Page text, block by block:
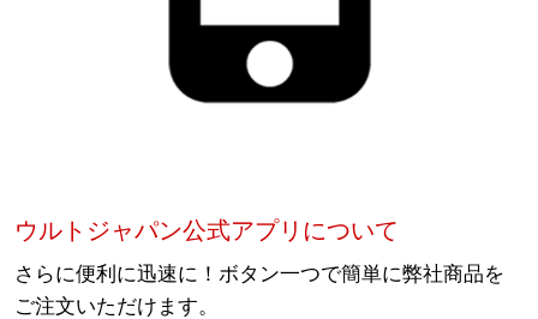
ウルトジャパン公式アプリについて
さらに便利に迅速に！ボタン一つで簡単に弊社商品を
ご注文いただけます。